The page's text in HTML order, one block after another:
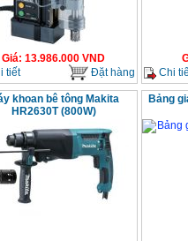
Giá: 13.986.000 VND
tiết
Đặt hàng
Chi
khoan bê tông Makita
HR2630T (800W)
Bảng